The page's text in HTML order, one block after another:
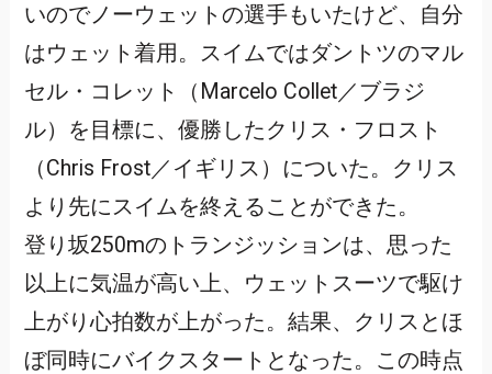
いのでノーウェットの選手もいたけど、自分
はウェット着用。スイムではダントツのマル
セル・コレット（Marcelo Collet／ブラジ
ル）を目標に、優勝したクリス・フロスト
（Chris Frost／イギリス）についた。クリス
より先にスイムを終えることができた。
登り坂250mのトランジッションは、思った
以上に気温が高い上、ウェットスーツで駆け
上がり心拍数が上がった。結果、クリスとほ
ぼ同時にバイクスタートとなった。この時点